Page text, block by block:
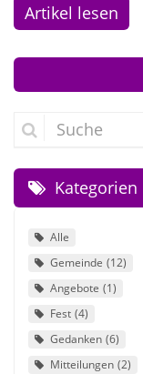
Artikel lesen
Suche
Kategorien
Alle
Gemeinde 12
Angebote 1
Fest 4
Gedanken 6
Mitteilungen 2